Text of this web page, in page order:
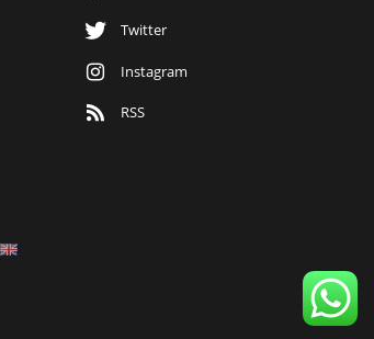
Twitter
Instagram
RSS